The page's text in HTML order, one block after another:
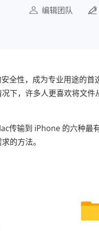
编辑团队
全性，成为专业用途的
下，许多人更喜欢将文
传输到 iPhone 的六种
的方法。